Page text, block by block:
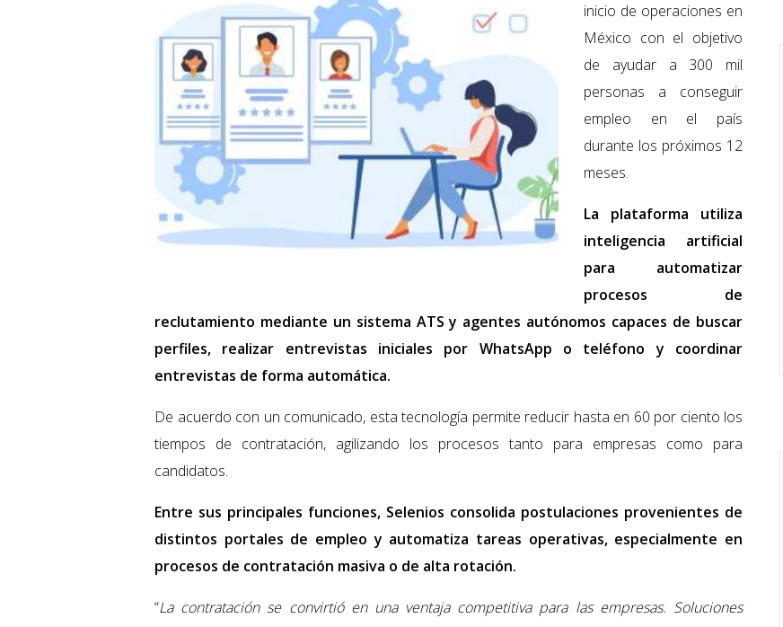
inicio de operaciones en
México con el objetivo
de ayudar a 300 mil
personas a conseguir
empleo en el país
durante los próximos 12
meses.
La plataforma utiliza
inteligencia artificial
para automatizar
procesos de
reclutamiento mediante un sistema ATS y agentes autónomos capaces de buscar
perfiles, realizar entrevistas iniciales por WhatsApp o teléfono y coordinar
entrevistas de forma automática.
De acuerdo con un comunicado, esta tecnología permite reducir hasta en 60 por ciento los
tiempos de contratación, agilizando los procesos tanto para empresas como para
candidatos.
Entre sus principales funciones, Selenios consolida postulaciones provenientes de
distintos portales de empleo y automatiza tareas operativas, especialmente en
procesos de contratación masiva o de alta rotación.
“La contratación se convirtió en una ventaja competitiva para las empresas. Soluciones